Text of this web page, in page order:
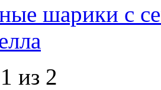
шарики с
из 2